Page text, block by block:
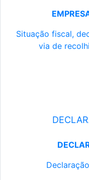
Situação fiscal,
via de